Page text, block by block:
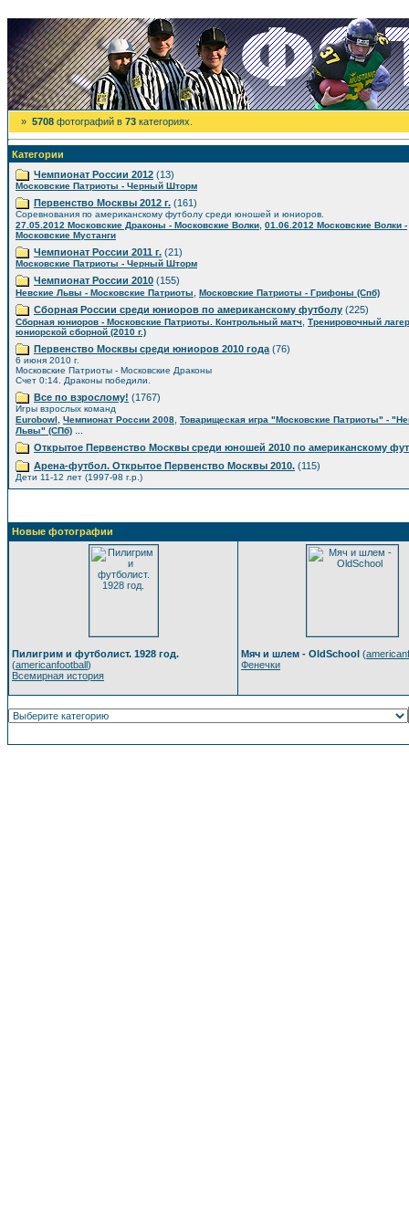
» 5708 фотографий в 73 категориях.
Категории
Чемпионат России 2012 (13)
Московские Патриоты - Черный Шторм
Первенство Москвы 2012 г. (161)
Соревнования по американскому футболу среди юношей и юниоров.
27.05.2012 Московские Драконы - Московские Волки 01.06.2012 Московские Волки -
Московские Мустанги
Чемпионат России 2011 г. (21)
Московские Патриоты - Черный Шторм
Чемпионат России 2010 (155)
Невские Львы - Московские Патриоты Московские Патриоты - Грифоны (Спб)
Сборная России среди юниоров по американскому футболу (225)
Сборная юниоров - Московские Патриоты. Контрольный матч Тренировочный
юниорской сборной (2010 г.)
Первенство Москвы среди юниоров 2010 года (76)
6 июня 2010 г.
Московские Патриоты - Московские Драконы
Счет 0:14. Драконы победили.
Все по взрослому! (1767)
Игры взрослых команд
Eurobowl
Чемпионат России 2008 Товарищеская игра "Московские Патриоты" -
Львы" (СПб)
Открытое Первенство Москвы среди юношей 2010 по американскому
Арена-футбол. Открытое Первенство Москвы 2010. (115)
Дети 11-12 лет (1997-98 г.р.)
Новые фотографии
Пилигрим и футболист. 1928 год.
(americanfootball)
Всемирная история
Мяч и шлем - OldSchool (
Фенечки